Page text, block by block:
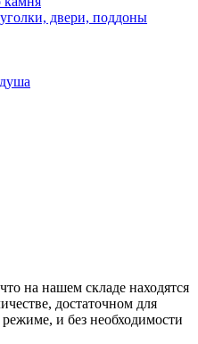
двери, поддоны
на нашем складе находятся
достаточном для
и без необходимости